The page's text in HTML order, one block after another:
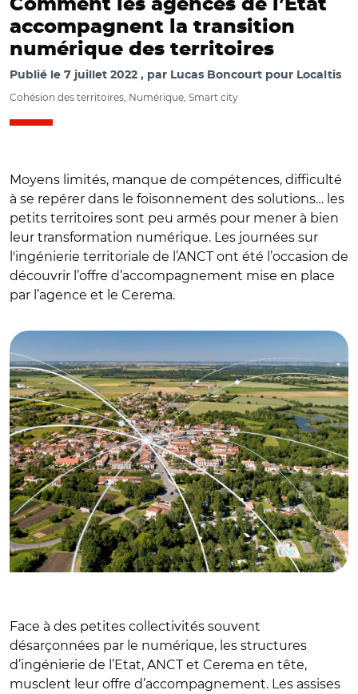
Comment les agences de l’Etat
accompagnent la transition
numérique des territoires
Publié le 7 juillet 2022 par Lucas Boncourt pour Localtis
Cohésion des territoires, Numérique, Smart city
Moyens limités, manque de compétences, difficulté
à se repérer dans le foisonnement des solutions… les
petits territoires sont peu armés pour mener à bien
leur transformation numérique. Les journées sur
l'ingénierie territoriale de l’ANCT ont été l’occasion de
découvrir l’offre d’accompagnement mise en place
par l’agence et le Cerema.
Face à des petites collectivités souvent
désarçonnées par le numérique, les structures
d’ingénierie de l’Etat, ANCT et Cerema en tête,
musclent leur offre d’accompagnement. Les assises